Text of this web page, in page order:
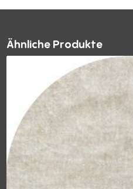
Ähnliche Produkte